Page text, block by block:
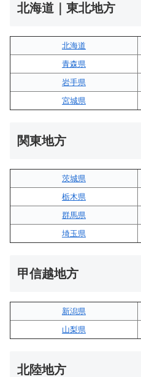
北海道｜東北地方
北海道
青森県
岩手県
宮城県
関東地方
茨城県
栃木県
群馬県
埼玉県
甲信越地方
新潟県
山梨県
北陸地方